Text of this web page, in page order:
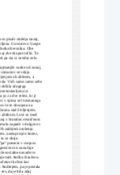
pisali stoletja nazaj,
Govorim o Gospe
Kersnika. Obe
dve skupni točki. To
pa sta si vendar zelo
sunke od zunaj,
se vdaja
ob dobrem, a
Vidi samo samo sebe
dobila drugega
in
ju za dve telesi, ki ji
v njima nič neznanega
le-te obsojene na
nad življenjem,
užitkom. Lovi se med
v brutalno resničnost.
zapade v dolgove s
zadnjem zrušenju
nastopi njen konec,
se ubije.
pomeni v svojem
in označuje
socialne navade in
tudi Ančko Kračevo.
očetovi krčmi kot
pa je postala
res, da je bila zdaj